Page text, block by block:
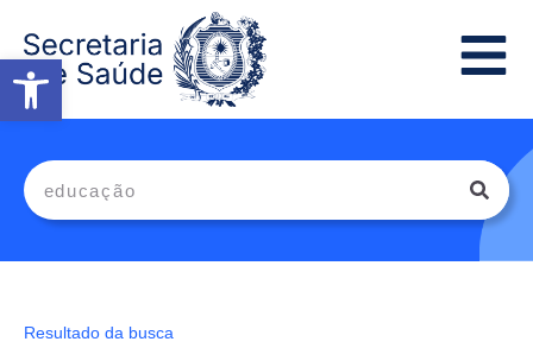
Abrir a barra de ferramentas
Resultado da busca